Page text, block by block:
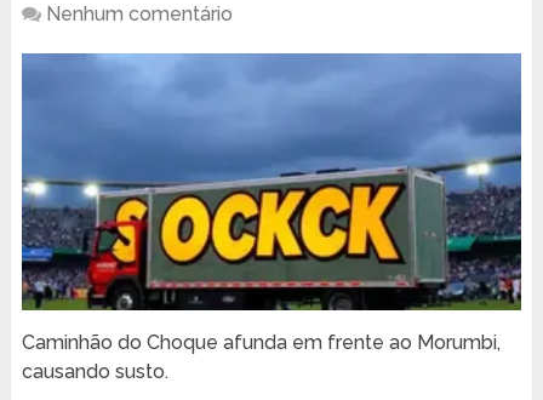
Nenhum comentário
Caminhão do Choque afunda em frente ao Morumbi,
causando susto.